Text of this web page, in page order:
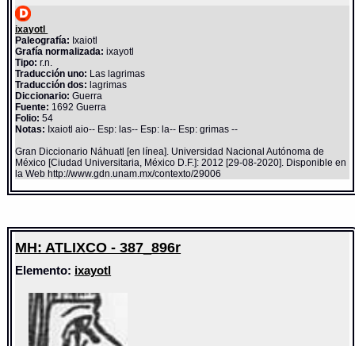
ixayotl
Paleografía: Ixaiotl
Grafía normalizada: ixayotl
Tipo: r.n.
Traducción uno: Las lagrimas
Traducción dos: lagrimas
Diccionario:Guerra
Fuente: 1692 Guerra
Folio: 54
Notas: Ixaiotl aio-- Esp: las-- Esp: la-- Esp: grimas --
Gran Diccionario Náhuatl [en línea]. Universidad Nacional Autónoma de
México [Ciudad Universitaria, México D.F.]: 2012 [29-08-2020]. Disponible en
la Web http://www.gdn.unam.mx/contexto/29006
MH: ATLIXCO - 387_896r
Elemento: ixayotl